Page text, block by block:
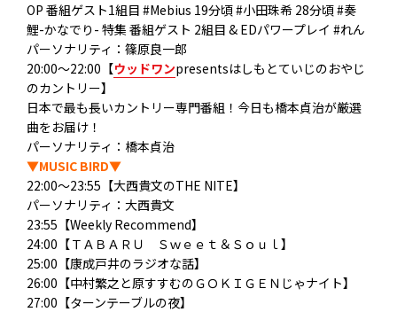
OP 番組ゲスト1組目 #Mebius 19分頃#小田珠希 28分頃#奏
鯉-かなでり- 特集 番組ゲスト 2組目 & EDパワープレイ #れん
パーソナリティ：篠原良一郎
20:00～22:00【ウッドワンpresentsはしもとていじのおやじ
のカントリー】
日本で最も長いカントリー専門番組！今日も橋本貞治が厳選
曲をお届け！
パーソナリティ：橋本貞治
▼MUSIC BIRD▼
22:00～23:55【大西貴文のTHE NITE】
パーソナリティ：大西貴文
23:55【Weekly Recommend】
24:00【ＴＡＢＡＲＵ Ｓｗｅｅｔ＆Ｓｏｕｌ】
25:00【康成戸井のラジオな話】
26:00【中村繁之と原すすむのＧＯＫＩＧＥＮじゃナイト】
27:00【ターンテーブルの夜】